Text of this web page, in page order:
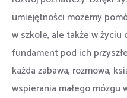
umiejętności możemy
w szkole, ale także w życiu
fundament pod ich
każda zabawa, rozmowa,
wspierania małego mózgu